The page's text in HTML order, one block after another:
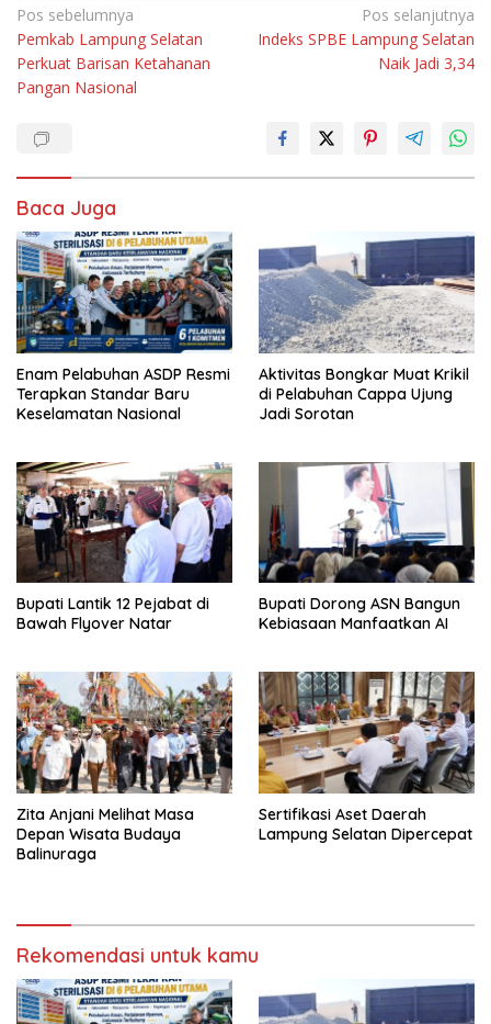
Navigasi
pos
Pos sebelumnya
Pemkab Lampung Selatan
Perkuat Barisan Ketahanan
Pangan Nasional
Pos selanjutnya
Indeks SPBE Lampung Selatan
Naik Jadi 3,34
Baca Juga
Enam Pelabuhan ASDP Resmi
Terapkan Standar Baru
Keselamatan Nasional
Aktivitas Bongkar Muat Krikil
di Pelabuhan Cappa Ujung
Jadi Sorotan
Bupati Lantik 12 Pejabat di
Bawah Flyover Natar
Bupati Dorong ASN Bangun
Kebiasaan Manfaatkan AI
Zita Anjani Melihat Masa
Depan Wisata Budaya
Balinuraga
Sertifikasi Aset Daerah
Lampung Selatan Dipercepat
Rekomendasi untuk kamu